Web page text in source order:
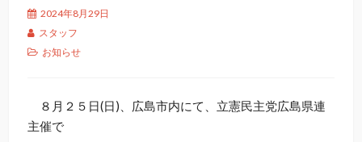
2024年8月29日
スタッフ
お知らせ
８月２５日(日)、広島市内にて、立憲民主党広島県連
主催で